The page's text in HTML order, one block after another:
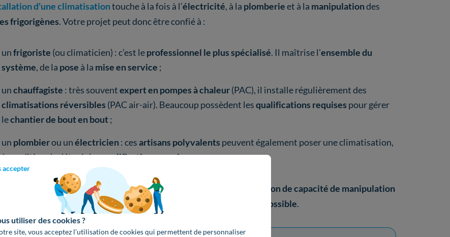
accepter
utiliser des cookies ?
site, vous acceptez l’utilisation de cookies qui permettent de personnaliser
d'une climatisationtouche à la fois à l’électricité, à la plomberieet à la manipulationdes
frigorigènes.Votre projet peut donc être confié à :
unfrigoriste (ou climaticien) : c’est leprofessionnel le plus spécialisé. Il maîtrise l'ensemble du
système, de la pose à la mise en service ;
unchauffagiste : très souventexpert en pompes à chaleur(PAC), il installe régulièrement des
climatisations réversibles (PAC air-air). Beaucoup possèdent lesqualifications requises pour gérer
lechantier de bout en bout;
un plombierou unélectricien: cesartisans polyvalents peuvent également poser une climatisation,
à condition de détenir lesqualifications requises.
tous les cas, vérifiez que votre installateur détient bien une
attestation de capacité de manipulation
frigorigènes
: sans elle, lamise en service impossible.